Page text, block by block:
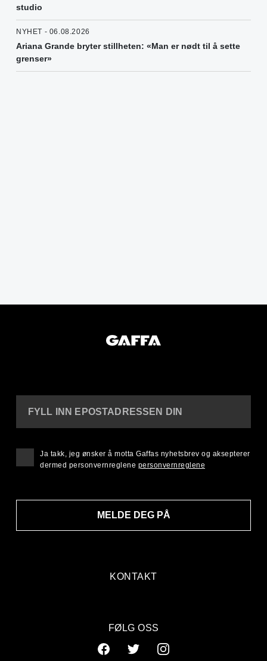
studio
NYHET - 06.08.2026
Ariana Grande bryter stillheten: «Man er nødt til å sette
grenser»
KONTAKT
FYLL INN EPOSTADRESSEN DIN
MELDE DEG PÅ
Ja takk, jeg ønsker å motta Gaffas nyhetsbrev og aksepterer
dermed personvernreglene personvernreglene
FØLG OSS